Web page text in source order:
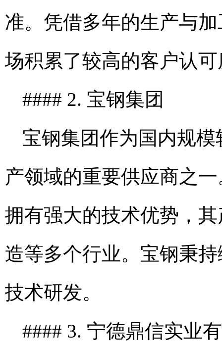
准。凭借多年的生产与
场积累了较高的客户认
#### 2. 宝钢集团
宝钢集团作为国内规
产领域的重要供应商之
拥有强大的技术优势，
造等多个行业。宝钢秉
技术研发。
#### 3. 宁德鼎信实业